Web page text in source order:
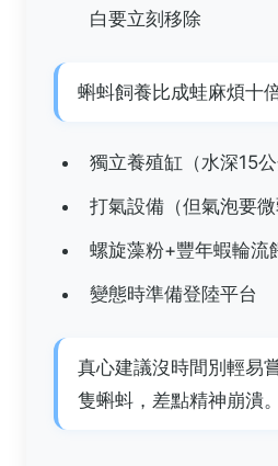
白要立刻移除
蝌蚪飼養比成蛙麻煩十
獨立養殖缸（水深15公
打氣設備（但氣泡要微
螺旋藻粉+豐年蝦輪流
變態時準備登陸平台
真心建議沒時間別輕易
隻蝌蚪，差點精神崩潰。